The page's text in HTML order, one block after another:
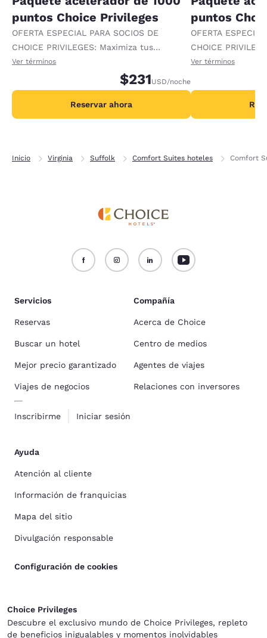
puntos Choice Privileges
OFERTA ESPECIAL PARA SOCIOS DE
CHOICE PRIVILEGES: Maximiza tus
recompensas al recibir 1000 puntos
Ver términos
$231USD/noche
Reservar ahora
puntos
OFERTA
CHOICE
recompensas al
Ver términos
Inicio Virginia Suffolk Comfort Suites hoteles Comfort
Servicios
Reservas
Buscar un hotel
Mejor precio garantizado
Viajes de negocios
Inscribirme Iniciar sesión
Compañía
Acerca de Choice
Centro de medios
Agentes de viajes
Relaciones con inversores
Ayuda
Atención al cliente
Información de franquicias
Mapa del sitio
Divulgación responsable
Configuración de cookies
Choice Privileges
Descubre el exclusivo mundo de Choice Privileges, repleto
de beneficios inigualables y momentos inolvidables